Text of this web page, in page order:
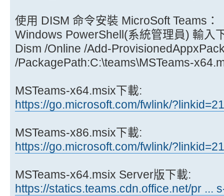
使用 DISM 命令安裝 MicroSoft Teams：
Windows PowerShell(系統管理員) 輸入
Dism /Online /Add-
/PackagePath:C:\teams\MSTeams-
MSTeams-x64.msix下載:
https://go.microsoft.com/fwlink/
MSTeams-x86.msix下載:
https://go.microsoft.com/fwlink/
MSTeams-x64.msix Server版下載:
https://statics.teams.cdn.office.net/pr ...